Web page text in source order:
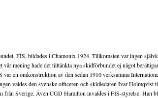
FIS, bildades i Chamonix 1924. Tillkomsten var ingen
vår mening hade det tilltänkta nya skidförbundet ej något
var en omkonstruktion av den sedan 1910 verksamma
valdes den svenske officeren och skidledaren Ivar Holmqvist
från Sverige. Även CGD Hamilton invaldes i FIS-styrelse. Han